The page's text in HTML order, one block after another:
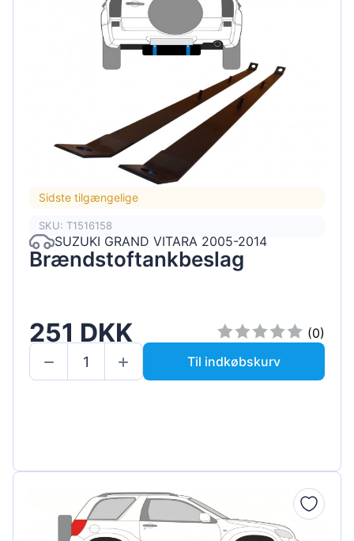
Sidste tilgængelige
SKU: T1516158
SUZUKI GRAND VITARA 2005-2014
Brændstoftankbeslag
251 DKK
(0)
Til indkøbskurv